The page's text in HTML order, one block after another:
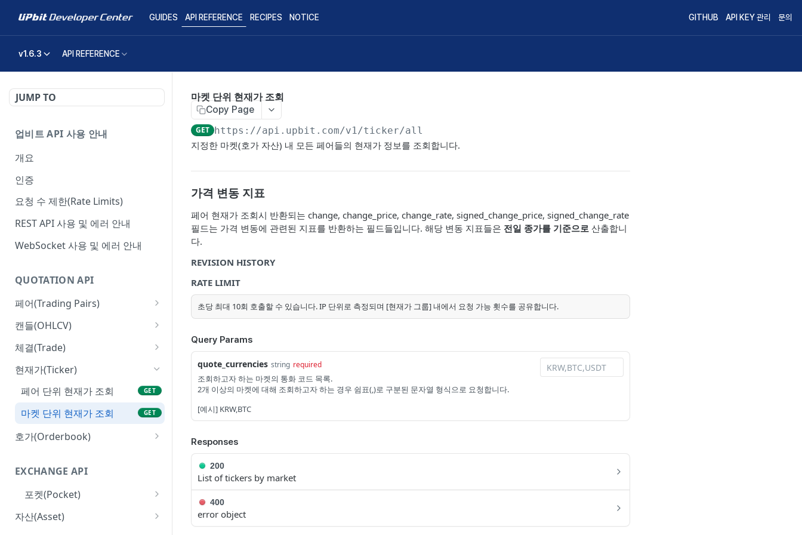
GUIDES API REFERENCE RECIPES NOTICE GITHUB API KEY 관리 문의
v1.6.3 API REFERENCE
JUMP TO
업비트 API 사용 안내
개요
인증
요청 수 제한(Rate Limits)
REST API 사용 및 에러 안내
WebSocket 사용 및 에러 안내
QUOTATION API
페어(Trading Pairs)
페어 목록 조회
캔들(OHLCV)
초(Second) 캔들 조회
분(Minute) 캔들 조회
일(Day) 캔들 조회 GET
주(Week) 캔들 조회 GET
월(Month) 캔들 조회
체결(Trade)
페어 체결 이력 조회
현재가(Ticker)
페어 단위 현재가 조회
GET
마켓 단위 현재가 조회 GET
호가(Orderbook)
호가 정책 조회
EXCHANGE API
포켓(Pocket)
포켓 정보 조회
자산(Asset)
마켓 단위 현재가 조회
Copy Page
GET https://api.upbit.com/v1/ticker/all
지정한 마켓(호가 자산) 내 모든 페어들의 현재가 정보를 조회합니다.
가격 변동 지표
페어 현재가 조회시 반환되는 change, change_price, change_rate, signed_change_price, signed_change_rate
필드는 가격 변동에 관련된 지표를 반환하는 필드들입니다. 해당 변동 지표들은 전일 종가를 기준으로 산출합니
다.
REVISION HISTORY
RATE LIMIT
초당 최대 10회 호출할 수 있습니다. IP 단위로 측정되며 [현재가 그룹] 내에서 요청 가능 횟수를 공유합니다.
Query Params
quote_currencies string required
조회하고자 하는 마켓의 통화 코드 목록.
2개 이상의 마켓에 대해 조회하고자 하는 경우 쉼표(,)로 구분된 문자열 형식으로 요청합니다.
[예시] KRW,BTC
Responses
200
List of tickers by market
400
error object